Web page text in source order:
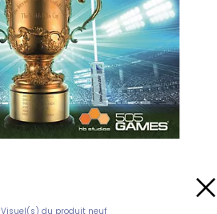
Visuel(s) du produit neuf